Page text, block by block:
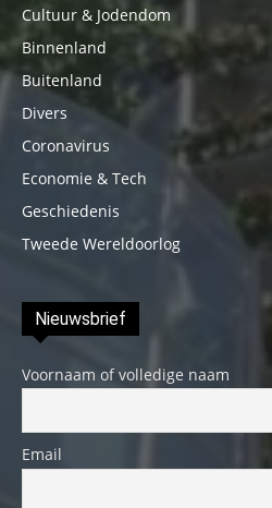
Cultuur & Jodendom
Binnenland
Buitenland
Divers
Coronavirus
Economie & Tech
Geschiedenis
Tweede Wereldoorlog
Nieuwsbrief
Voornaam of volledige naam
Email